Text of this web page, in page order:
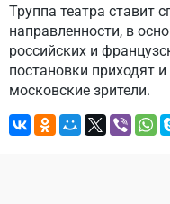
Труппа театра ставит
направленности, в
российских и
постановки приходят
московские зрители.